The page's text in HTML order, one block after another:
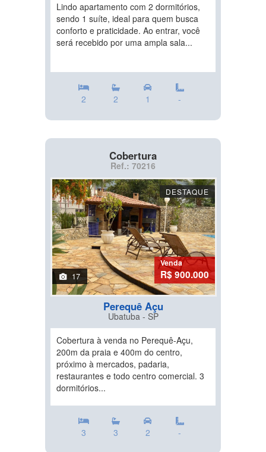
Lindo apartamento com 2 dormitórios,
sendo 1 suíte, ideal para quem busca
conforto e praticidade. Ao entrar, você
será recebido por uma ampla sala...
2 2 1 -
Cobertura
Ref.: 70216
DESTAQUE
17
Venda
R$ 900.000
Perequê Açu
Ubatuba - SP
Cobertura à venda no Perequê-Açu,
200m da praia e 400m do centro,
próximo à mercados, padaria,
restaurantes e todo centro comercial. 3
dormitórios...
3 3 2 -